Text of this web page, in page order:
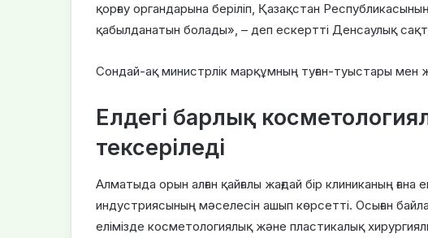
қорғау органдарына беріліп, Қазақстан
қабылданатын болады», – деп ескертті Денсаулық
Сондай-ақ министрлік марқұмның туған-туыстары мен
Елдегі барлық
тексеріледі
Алматыда орын алған қайғалы жағдай бір клиниканың
индустриясының мәселесін ашып көрсетті. Осыған
елімізде косметологиялық және пластикалық